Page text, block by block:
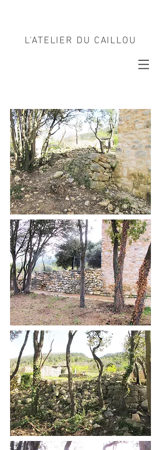
L'ATELIER DU CAILLOU